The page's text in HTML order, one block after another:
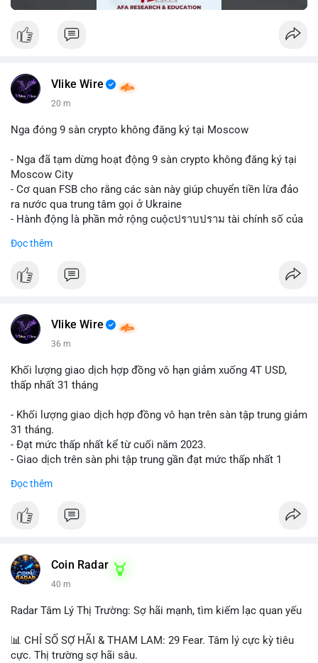
Vlike Wire
20 m
Nga đóng 9 sàn crypto không đăng ký tại Moscow
- Nga đã tạm dừng hoạt động 9 sàn crypto không đăng ký tại
Moscow City
- Cơ quan FSB cho rằng các sàn này giúp chuyển tiền lừa đảo
ra nước qua trung tâm gọi ở Ukraine
- Hành động là phần mở rộng cuộcปราบปราม tài chính số của
📰 Nguồn: Cointelegraph
Đọc thêm
Vlike Wire
36 m
Khối lượng giao dịch hợp đồng vô hạn giảm xuống 4T USD,
thấp nhất 31 tháng
- Khối lượng giao dịch hợp đồng vô hạn trên sàn tập trung giảm
31 tháng.
- Đạt mức thấp nhất kể từ cuối năm 2023.
- Giao dịch trên sàn phi tập trung gần đạt mức thấp nhất 1
#vlikevn #titanbot
Đọc thêm
Coin Radar
40 m
Radar Tâm Lý Thị Trường: Sợ hãi mạnh, tìm kiếm lạc quan yếu
📊 CHỈ SỐ SỢ HÃI & THAM LAM: 29 Fear. Tâm lý cực kỳ tiêu
cực. Thị trường sợ hãi sâu.